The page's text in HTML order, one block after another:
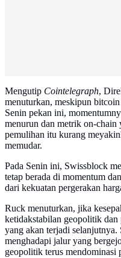
Mengutip Cointelegraph,
menuturkan, meskipun
Senin pekan ini,
menurun dan metrik on-chain
pemulihan itu kurang
memudar.
Pada Senin ini, Swissblock
tetap berada di momentum
dari kekuatan pergerakan
Ruck menuturkan, jika
ketidakstabilan geopolitik
yang akan terjadi
menghadapi jalur yang
geopolitik terus mendominasi